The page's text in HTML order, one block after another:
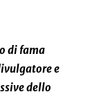
di fama
e
dello